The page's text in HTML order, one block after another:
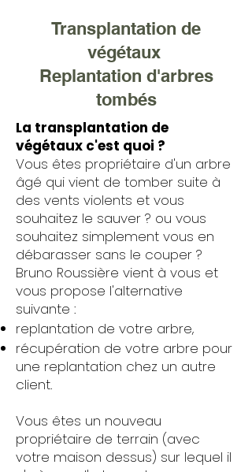
Transplantation de
végétaux
Replantation d'arbres
tombés
La transplantation de
végétaux c'est quoi ?
Vous êtes propriétaire d'un arbre
âgé qui vient de tomber suite à
des vents violents et vous
souhaitez le sauver ? ou vous
souhaitez simplement vous en
débarasser sans le couper ?
Bruno Roussière vient à vous et
vous propose l'alternative
suivante :
replantation de votre arbre,
récupération de votre arbre pour
une replantation chez un autre
client.
Vous êtes un nouveau
propriétaire de terrain (avec
votre maison dessus) sur lequel il